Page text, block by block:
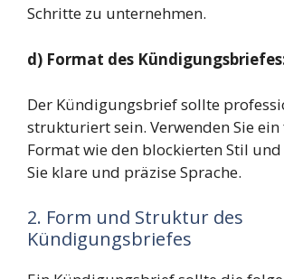
Schritte zu unternehmen.
d) Format des
Der Kündigungsbrief sollte
strukturiert sein. Verwenden Sie
Format wie den blockierten Stil
Sie klare und präzise Sprache.
2. Form und Struktur des
Kündigungsbriefes